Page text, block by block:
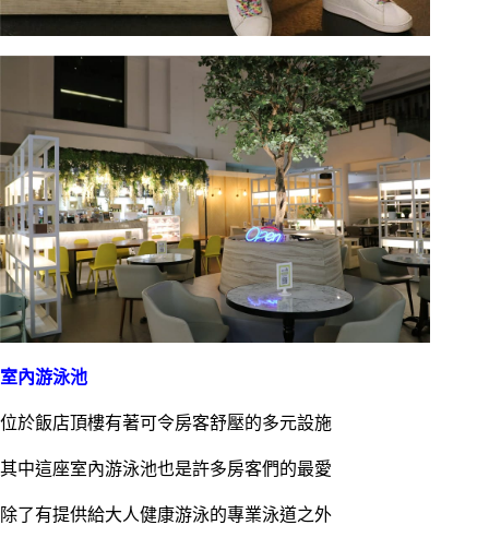
室內游泳池
位於飯店頂樓有著可令房客舒壓的多元設施
其中這座室內游泳池也是許多房客們的最愛
除了有提供給大人健康游泳的專業泳道之外